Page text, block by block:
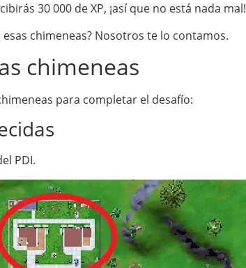
30 000 de XP, ¡así que no está nada mal!
chimeneas? Nosotros te lo contamos.
chimeneas
para completar el desafío:
PDI.